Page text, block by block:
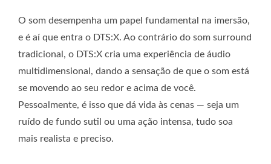
O som desempenha um papel fundamental na imersão,
e é aí que entra o DTS:X. Ao contrário do som surround
tradicional, o DTS:X cria uma experiência de áudio
multidimensional, dando a sensação de que o som está
se movendo ao seu redor e acima de você.
Pessoalmente, é isso que dá vida às cenas — seja um
ruído de fundo sutil ou uma ação intensa, tudo soa
mais realista e preciso.